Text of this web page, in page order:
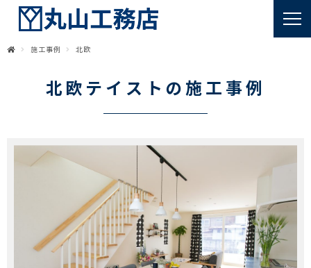
施工事例 北欧
北欧テイストの施工事例